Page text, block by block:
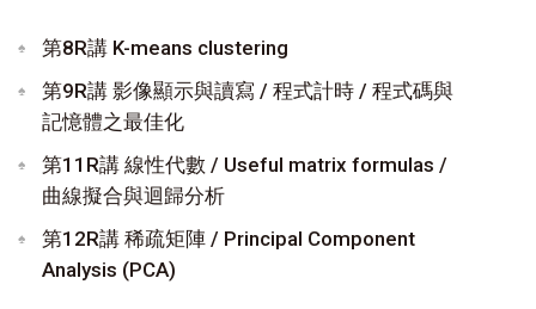
第8R講 K-means clustering
第9R講 影像顯示與讀寫 / 程式計時 / 程式碼與
記憶體之最佳化
第11R講 線性代數 / Useful matrix formulas /
曲線擬合與迴歸分析
第12R講 稀疏矩陣 / Principal Component
Analysis (PCA)